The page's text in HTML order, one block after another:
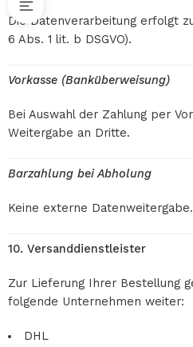
Die Datenverarbeitung erfolgt
6 Abs. 1 lit. b DSGVO).
Vorkasse (Banküberweisung)
Bei Auswahl der Zahlung per
Weitergabe an Dritte.
Barzahlung bei Abholung
Keine externe Datenweitergabe.
10. Versanddienstleister
Zur Lieferung Ihrer Bestellung
folgende Unternehmen weiter:
DHL